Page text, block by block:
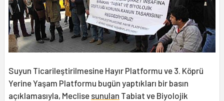
Suyun Ticarileştirilmesine Hayır Platformu ve 3. Köprü
Yerine Yaşam Platformu bugün yaptıkları bir basın
açıklamasıyla, Meclise sunulan Tabiat ve Biyolojik